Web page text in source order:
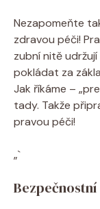
Nezapomeňte
zdravou péči!
zubní nitě
pokládat za
Jak říkáme –
tady. Takže
pravou péči!
„`